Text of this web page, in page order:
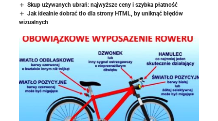
Skup używanych ubrań: najwyższe ceny i szybka płatność
Jak idealnie dobrać tło dla strony HTML, by uniknąć błędów
wizualnych